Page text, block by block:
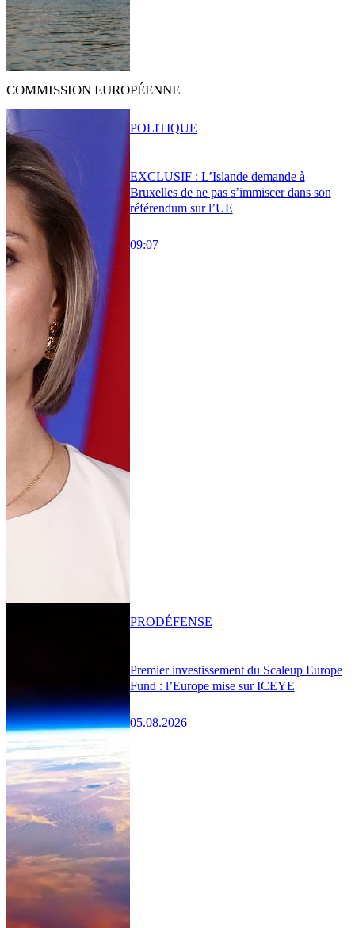
COMMISSION EUROPÉENNE
EXCLUSIF : L’Islande demande à
Bruxelles de ne pas s’immiscer dans son
référendum sur l’UE
09:07
POLITIQUE
Premier investissement du Scaleup Europe
Fund : l’Europe mise sur ICEYE
05.08.2026
PRODÉFENSE